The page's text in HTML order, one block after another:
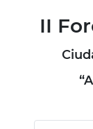
II